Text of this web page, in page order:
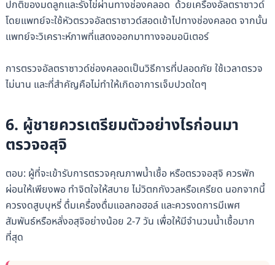
ปกติของมดลูกและรังไข่ผ่านทางช่องคลอด ด้วยเครื่องอัลตราซาวด์
โดยแพทย์จะใช้หัวตรวจอัลตราซาวด์สอดเข้าไปทางช่องคลอด จากนั้น
แพทย์จะวิเคราะห์ภาพที่แสดงออกมาทางจอมอนิเตอร์
การตรวจอัลตราซาวด์ช่องคลอดเป็นวิธีการที่ปลอดภัย ใช้เวลาตรวจ
ไม่นาน และที่สำคัญคือไม่ทำให้เกิดอาการเจ็บปวดใดๆ
6. ผู้ชายควรเตรียมตัวอย่างไรก่อนมา
ตรวจอสุจิ
ตอบ: ผู้ที่จะเข้ารับการตรวจคุณภาพน้ำเชื้อ หรือตรวจอสุจิ ควรพัก
ผ่อนให้เพียงพอ ทำจิตใจให้สบาย ไม่วิตกกังวลหรือเครียด นอกจากนี้
ควรงดสูบบุหรี่ ดื่มเครื่องดื่มแอลกอฮอล์ และควรงดการมีเพศ
สัมพันธ์หรือหลั่งอสุจิอย่างน้อย 2-7 วัน เพื่อให้มีจํานวนน้ำเชื้อมาก
ที่สุด